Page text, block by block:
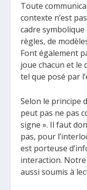
Toute
contexte n’est
cadre
règles, de
Font également
joue chacun et le
tel que posé par
Selon le principe
peut pas ne pas
signe ». Il faut
pas, pour
est porteuse
interaction.
aussi soumis à